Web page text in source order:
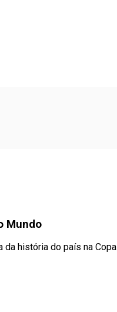
Mundo
da história do país na Copa